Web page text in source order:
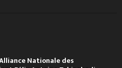
Nationale des